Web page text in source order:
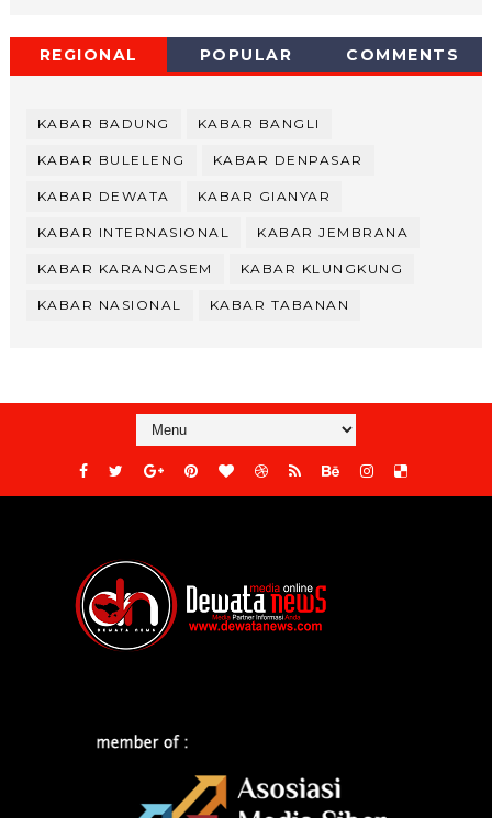
REGIONAL POPULAR COMMENTS
KABAR BADUNG KABAR BANGLI
KABAR BULELENG KABAR DENPASAR
KABAR DEWATA KABAR GIANYAR
KABAR INTERNASIONAL KABAR JEMBRANA
KABAR KARANGASEM KABAR KLUNGKUNG
KABAR NASIONAL KABAR TABANAN